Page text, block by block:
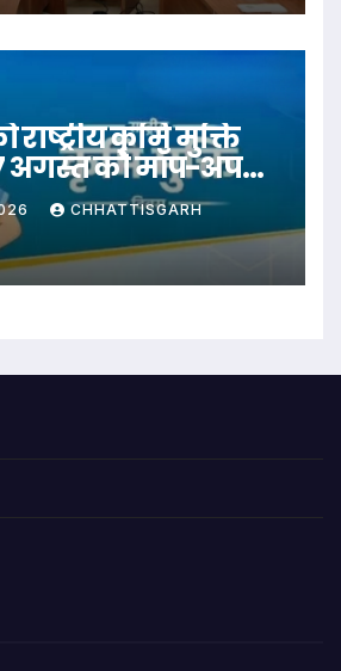
राष्ट्रीय कृमि मुक्ति
अगस्त को मॉप-अप
CHHATTISGARH